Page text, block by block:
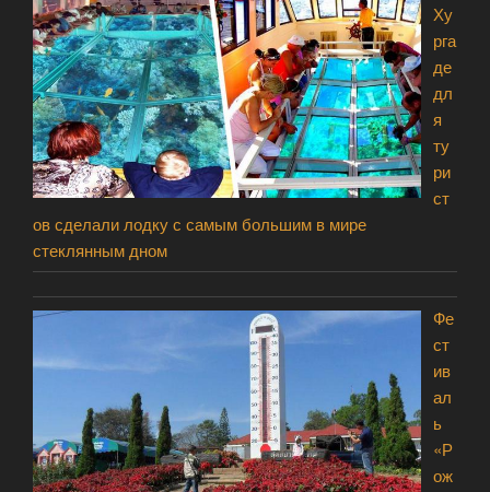
Ху
рга
де
дл
я
ту
ри
ст
ов сделали лодку с самым большим в мире
стеклянным дном
Фе
ст
ив
ал
ь
«Р
ож